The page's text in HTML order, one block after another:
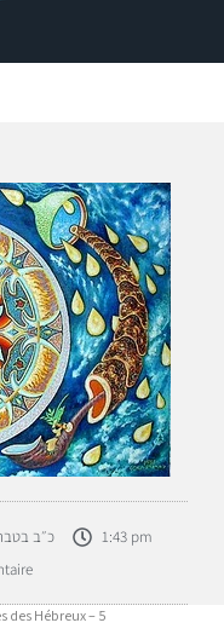
כ״ב
1:43 pm
des Hébreux – 5